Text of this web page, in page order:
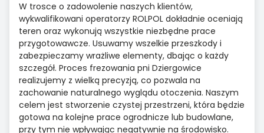
W trosce o zadowolenie naszych klientów,
wykwalifikowani operatorzy ROLPOL dokładnie oceniają
teren oraz wykonują wszystkie niezbędne prace
przygotowawcze. Usuwamy wszelkie przeszkody i
zabezpieczamy wrażliwe elementy, dbając o każdy
szczegół. Proces frezowania pni Dziergowice
realizujemy z wielką precyzją, co pozwala na
zachowanie naturalnego wyglądu otoczenia. Naszym
celem jest stworzenie czystej przestrzeni, która będzie
gotowa na kolejne prace ogrodnicze lub budowlane,
przy tym nie wpływając negatywnie na środowisko.